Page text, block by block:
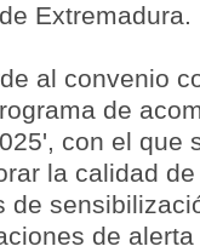
Extremadura.
al convenio
de
con el que
la calidad
de
de